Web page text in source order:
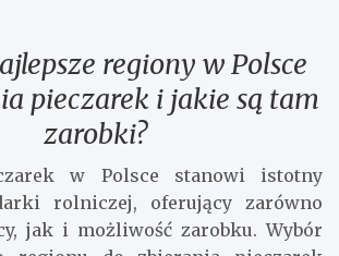
regiony w Polsce
pieczarek i jakie są tam
zarobki?
w Polsce stanowi istotny
rolniczej, oferujący zarówno